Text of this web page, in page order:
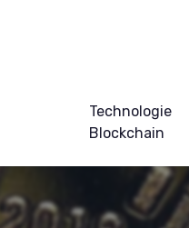
Technologie
Blockchain